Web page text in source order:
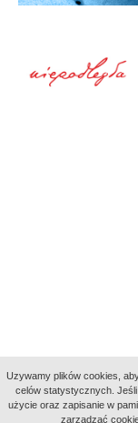
Uzywamy plików cookies,
celów statystycznych.
użycie oraz zapisanie w
zarządzać